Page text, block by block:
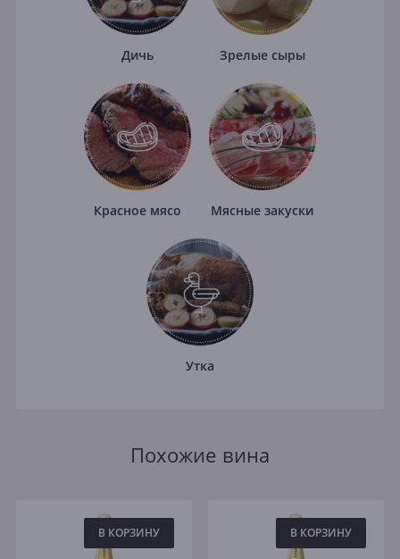
Дичь Зрелые сыры
Красное мясо Мясные закуски
Утка
Похожие вина
В КОРЗИНУ В КОРЗИНУ